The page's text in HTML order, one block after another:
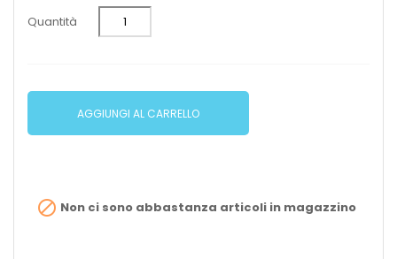
Quantità
AGGIUNGI AL CARRELLO
 Non ci sono abbastanza articoli in magazzino